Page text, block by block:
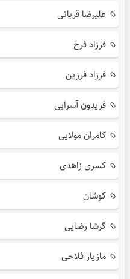
علیرضا قربانی
فرزاد فرخ
فرزاد فرزین
فریدون آسرایی
کامران مولایی
کسری زاهدی
کوشان
گرشا رضایی
مازیار فلاحی